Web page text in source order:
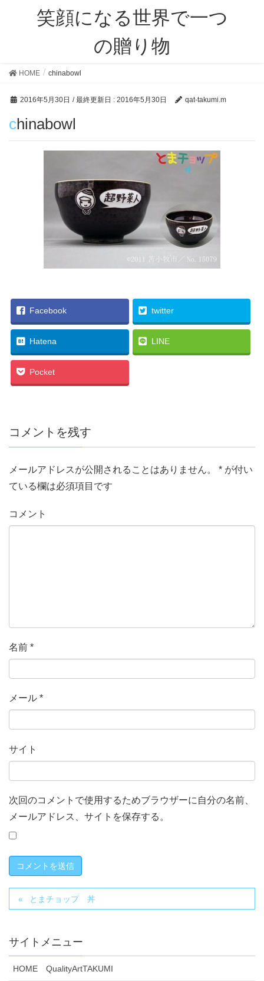
笑顔になる世界で一つ
の贈り物
HOME chinabowl
2016年5月30日 / 最終更新日 : 2016年5月30日 qat-takumi.m
chinabowl
Facebook twitter
Hatena LINE
Pocket
コメントを残す
メールアドレスが公開されることはありません。 * が付い
ている欄は必須項目です
コメント
名前 *
メール *
サイト
次回のコメントで使用するためブラウザーに自分の名前、
メールアドレス、サイトを保存する。
とまチョップ 丼
サイトメニュー
HOME QualityArtTAKUMI